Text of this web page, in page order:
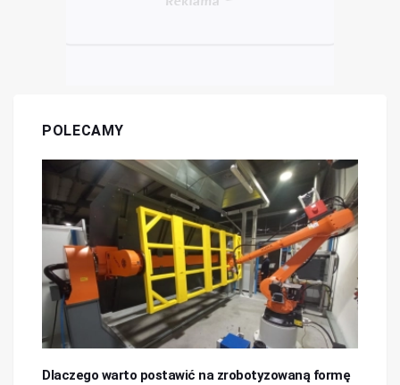
POLECAMY
Dlaczego warto postawić na zrobotyzowaną formę